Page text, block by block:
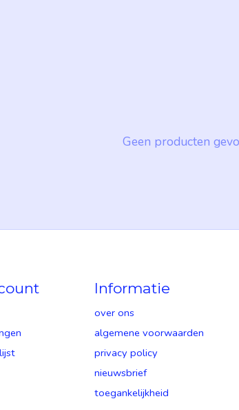
Geen producten
Informatie
over ons
algemene voorwaarden
privacy policy
nieuwsbrief
toegankelijkheid